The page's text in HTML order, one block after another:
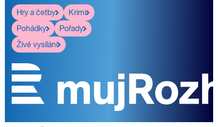
Hry a četby
Krimi
Pohádky
Pořady
Živé vysílání